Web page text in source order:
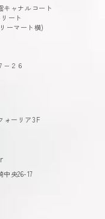
キャナルコート
ート
ーマート横)
−２６
ォーリア3F
央26-17